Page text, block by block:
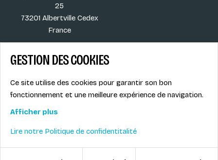
25
73201 Albertville Cedex
France
Les plus ESI
Offres d'emploi
Le syndicat SIMS
Mentions légales
Politique de
GESTION DES COOKIES
Ce site utilise des cookies pour garantir son bon
fonctionnement et une meilleure expérience de navigation.
Afficher plus
Lire notre Politique de confidentitalité